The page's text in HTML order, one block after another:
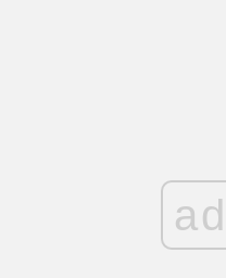
ad